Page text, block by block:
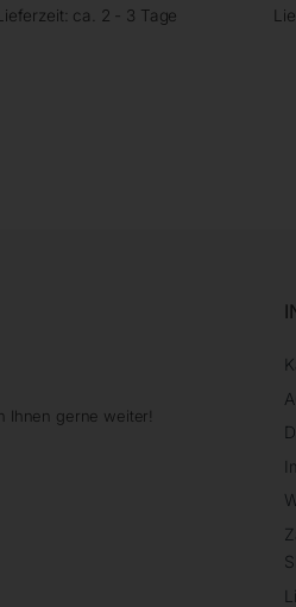
ca. 2 - 3 Tage
Ihnen gerne weiter!